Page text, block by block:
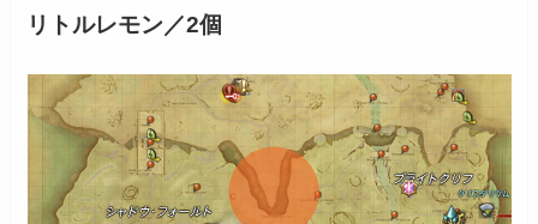
リトルレモン／2個